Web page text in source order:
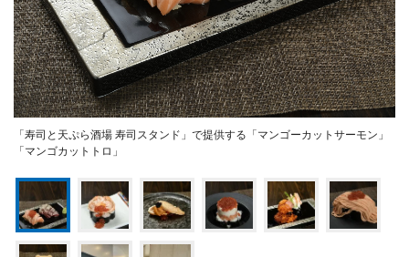
「寿司と天ぷら酒場 寿司スタンド」で提供する「マンゴーカットサーモン」
「マンゴカットトロ」